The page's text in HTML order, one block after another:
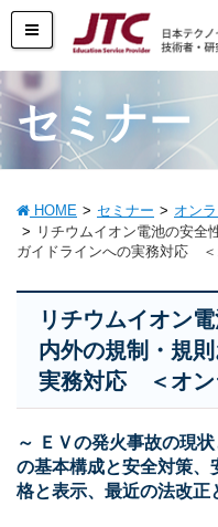
セミナー
HOME セミナー
オン
リチウムイオン電池の安全
ガイドラインへの実務対応 ＜
リチウムイオン
内外の規制・規
実務対応 ＜オン
～ ＥＶの発火事故の現
の基本構成と安全対策、
格と表示、最近の法改正